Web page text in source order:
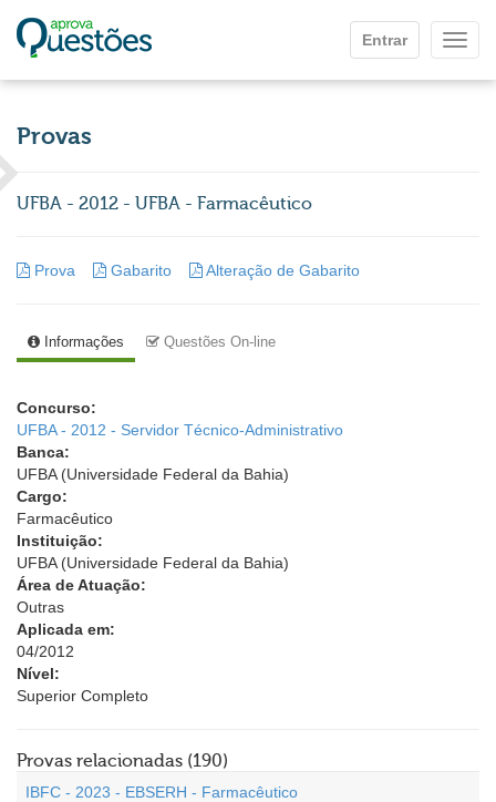
Entrar
Provas
UFBA - 2012 - UFBA - Farmacêutico
Prova Gabarito Alteração de Gabarito
Informações Questões On-line
Concurso:
UFBA - 2012 - Servidor Técnico-Administrativo
Banca:
UFBA (Universidade Federal da Bahia)
Cargo:
Farmacêutico
Instituição:
UFBA (Universidade Federal da Bahia)
Área de Atuação:
Outras
Aplicada em:
04/2012
Nível:
Superior Completo
Provas relacionadas (190)
IBFC - 2023 - EBSERH - Farmacêutico